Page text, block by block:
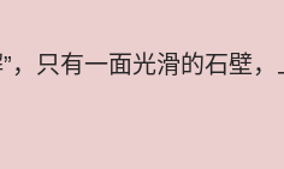
，只有一面光滑的石壁